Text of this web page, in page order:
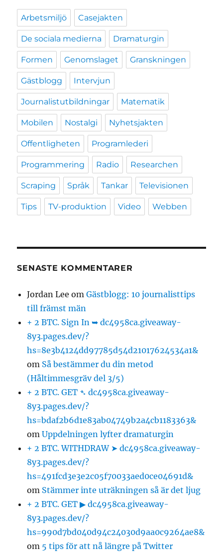
Arbetsmiljö Casejakten
De sociala medierna Dramaturgin
Formen Genomslaget Granskningen
Gästblogg Intervjun
Journalistutbildningar Matematik
Mobilen Nostalgi Nyhetsjakten
Offentligheten Programlederi
Programmering Radio Researchen
Scraping Språk Tankar Televisionen
Tips TV-produktion Video Webben
SENASTE KOMMENTARER
Jordan Lee omGästblogg: 10 journalisttips
till främst män
+ 2 BTC. Sign In ➥ dc4958ca.giveaway-
8y3.pages.dev/?
hs=8e3b4124dd97785d54d21017624534a1&
om Så bestämmer du din metod
(Håltimmesgräv del 3/5)
+ 2 BTC. GET ➴ dc4958ca.giveaway-
8y3.pages.dev/?
hs=bdaf2b6d1e83ab04749b2a4cb1183363&
omUppdelningen lyfter dramaturgin
+ 2 BTC. WITHDRAW ➤ dc4958ca.giveaway-
8y3.pages.dev/?
hs=491fcd3e3e2c05f70033aed0ce04691d&
om Stämmer inte uträkningen så är det ljug
+ 2 BTC. GET ▶ dc4958ca.giveaway-
8y3.pages.dev/?
hs=990d7bd040d94c24030d9aa0c9264ae8&
om 5 tips för att nå längre på Twitter